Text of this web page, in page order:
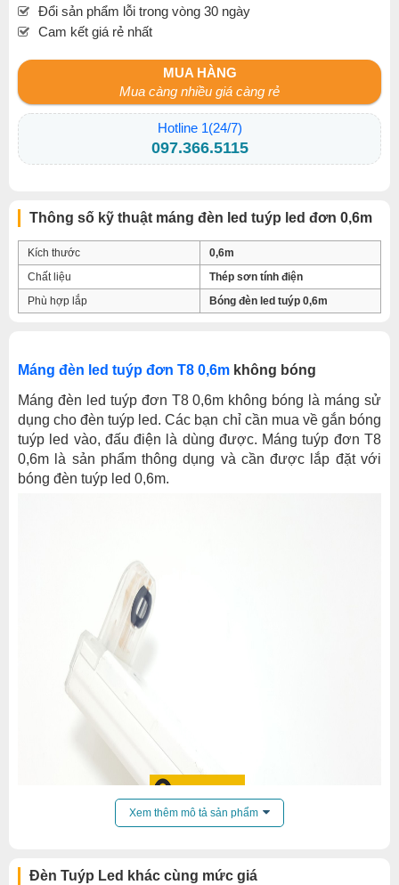
Đổi sản phẩm lỗi trong vòng 30 ngày
Cam kết giá rẻ nhất
MUA HÀNG
Mua càng nhiều giá càng rẻ
Hotline 1(24/7)
097.366.5115
Thông số kỹ thuật máng đèn led tuýp led đơn 0,6m
Kích thước
0,6m
Chất liệu
Thép sơn tính điện
Phù hợp lắp
Bóng đèn led tuýp 0,6m
Máng đèn led tuýp đơn T8 0,6m không bóng
Máng đèn led tuýp đơn T8 0,6m không bóng là máng sử
dụng cho đèn tuýp led. Các bạn chỉ cần mua về gắn bóng
tuýp led vào, đấu điện là dùng được. Máng tuýp đơn T8
0,6m là sản phẩm thông dụng và cần được lắp đặt với
bóng đèn tuýp led 0,6m.
Xem thêm mô tả sản phẩm
Đèn Tuýp Led khác cùng mức giá